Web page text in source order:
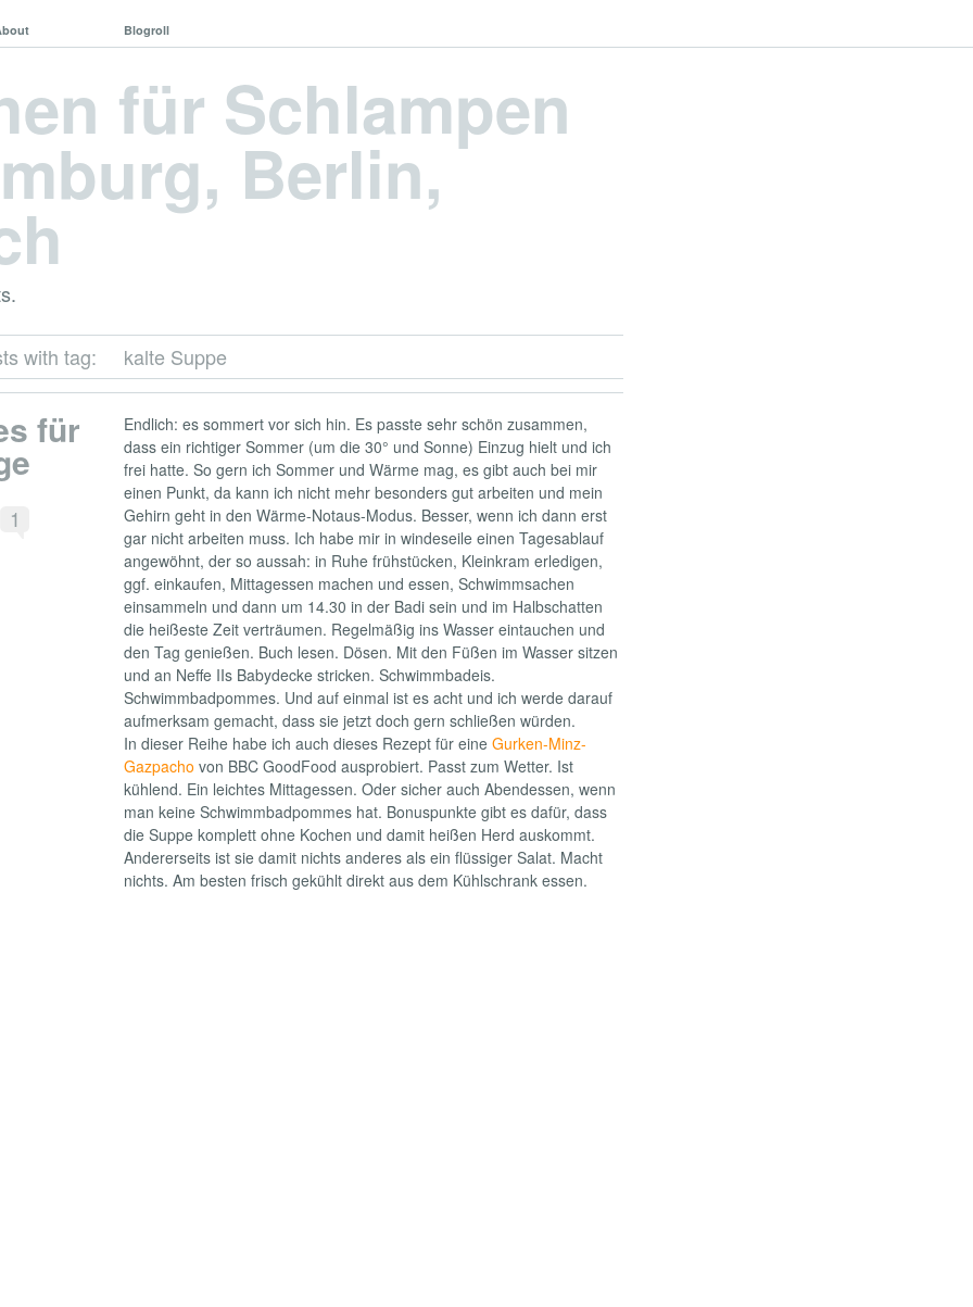
Blogroll
für Schlampen
Berlin,
with tag: kalte Suppe
für
1
Endlich: es sommert vor sich hin. Es passte sehr schön zusammen,
dass ein richtiger Sommer (um die 30° und Sonne) Einzug hielt und ich
frei hatte. So gern ich Sommer und Wärme mag, es gibt auch bei mir
einen Punkt, da kann ich nicht mehr besonders gut arbeiten und mein
Gehirn geht in den Wärme-Notaus-Modus. Besser, wenn ich dann erst
gar nicht arbeiten muss. Ich habe mir in windeseile einen Tagesablauf
angewöhnt, der so aussah: in Ruhe frühstücken, Kleinkram erledigen,
ggf. einkaufen, Mittagessen machen und essen, Schwimmsachen
einsammeln und dann um 14.30 in der Badi sein und im Halbschatten
die heißeste Zeit verträumen. Regelmäßig ins Wasser eintauchen und
den Tag genießen. Buch lesen. Dösen. Mit den Füßen im Wasser sitzen
und an Neffe IIs Babydecke stricken. Schwimmbadeis.
Schwimmbadpommes. Und auf einmal ist es acht und ich werde darauf
aufmerksam gemacht, dass sie jetzt doch gern schließen würden.
In dieser Reihe habe ich auch dieses Rezept für eine Gurken-Minz-
Gazpacho von BBC GoodFood ausprobiert. Passt zum Wetter. Ist
kühlend. Ein leichtes Mittagessen. Oder sicher auch Abendessen, wenn
man keine Schwimmbadpommes hat. Bonuspunkte gibt es dafür, dass
die Suppe komplett ohne Kochen und damit heißen Herd auskommt.
Andererseits ist sie damit nichts anderes als ein flüssiger Salat. Macht
nichts. Am besten frisch gekühlt direkt aus dem Kühlschrank essen.